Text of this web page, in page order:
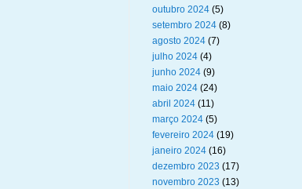
outubro 2024 (5)
setembro 2024 (8)
agosto 2024 (7)
julho 2024 (4)
junho 2024 (9)
maio 2024 (24)
abril 2024 (11)
março 2024 (5)
fevereiro 2024 (19)
janeiro 2024 (16)
dezembro 2023 (17)
novembro 2023 (13)